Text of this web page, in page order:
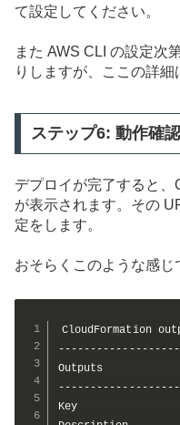
て設定してください。
また AWS CLI の設定次
りしますが、ここの詳細
ステップ6: 動作確認
デプロイが完了すると
が表示されます。その
定をします。
おそらくこのような感じ
CloudFormation
Key